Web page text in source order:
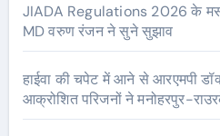
JIADA Regulations 2026 के
MD वरुण रंजन ने सुने सुझाव
हाईवा की चपेट में आने से आरएमपी
आक्रोशित परिजनों ने मनोहरपुर-